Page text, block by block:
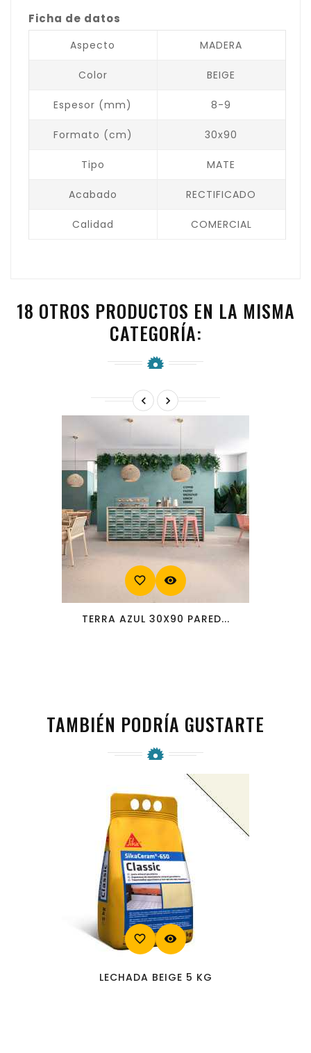
Ficha de datos
Aspecto MADERA
Color BEIGE
Espesor (mm) 8-9
Formato (cm) 30x90
Tipo MATE
Acabado RECTIFICADO
Calidad COMERCIAL
18 OTROS PRODUCTOS EN LA MISMA
CATEGORÍA:
 
favorite_border visibility
TERRA AZUL 30X90 PARED...
TAMBIÉN PODRÍA GUSTARTE
favorite_border visibility
LECHADA BEIGE 5 KG